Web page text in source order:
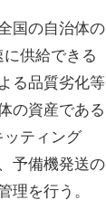
国の自治体の
供給できる
る品質劣化等
の資産である
ッティング
予備機発送の
理を行う。